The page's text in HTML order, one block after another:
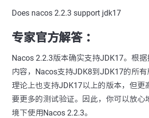
Does nacos 2.2.3 support jdk17
专家官方解答 ：
Nacos 2.2.3版本确实支持JDK17。根
内容，Nacos支持JDK8到JDK17的所有
理论上也支持JDK17以上的版本，但更
要更多的测试验证。因此，你可以放心
境下使用Nacos 2.2.3。